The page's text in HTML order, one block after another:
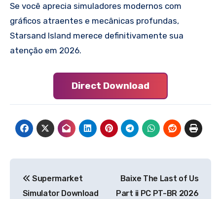
Se você aprecia simuladores modernos com
gráficos atraentes e mecânicas profundas,
Starsand Island merece definitivamente sua
atenção em 2026.
Direct Download
de
Supermarket
Simulator Download
Baixe The Last of Us
Part ii PC PT-BR 2026